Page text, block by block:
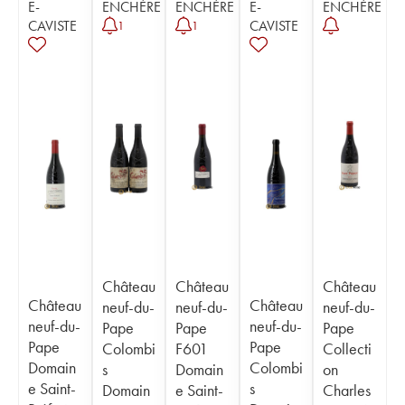
E-
CAVISTE
Château
neuf-du-
Pape
Domain
e Saint-
ENCHÈRE
1
Château
neuf-du-
Pape
Colombi
s
Domain
ENCHÈRE
1
Château
neuf-du-
Pape
F601
Domain
e Saint-
E-
CAVISTE
Château
neuf-du-
Pape
Colombi
s
ENCHÈRE
Château
neuf-du-
Pape
Collecti
on
Charles